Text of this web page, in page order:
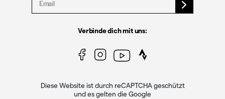
Verbinde dich mit uns:
Diese Website ist durch reCAPTCHA geschützt
und es gelten die Google